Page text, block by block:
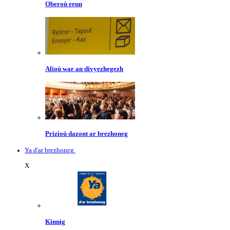
Oberoù eeun
Alioù war an divyezhegezh
Prizioù dazont ar brezhoneg
Ya d'ar brezhoneg
X
Kinnig